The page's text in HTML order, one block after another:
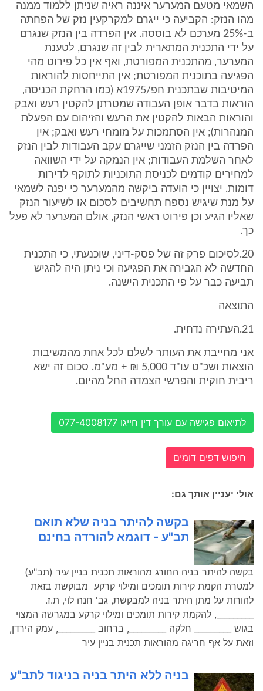
השמאי מטעם המערער איננה ראיה שניתן ללמוד ממנה
מהו הנזק: הקביעה כי ייגרם למקרקעין נזק של הפחתה
ב-25% מערכם לא בוססה. אין הפרדה בין הנזק שנגרם
על ידי התכנית המתארית לבין זה שנגרם, לטענת
המערער, מהתכנית המפורטת, ואף אין כל פירוט מהי
הפגיעה בתוכנית המפורטת; אין התייחסות להוראות
המיטיבות שבתכנית חפ/1975א (כמו הרחקת הכניסה,
הוראות בדבר אופן העבודה שמטרתן להקטין רעש ואבק
והוראות הבאות להקטין את הרעש והזיהום עם הפעלת
המנהרות); אין הסתמכות על מומחי רעש ואבק; אין
הפרדה בין הנזק הזמני שייגרם עקב העבודות לבין הנזק
לאחר השלמת העבודות; אין הנמקה על ידי השוואה
למחירים קודמים לכניסת התוכניות לתוקף לדירות
דומות. יצויין כי הועדה ביקשה מהמערער כי יפנה לשמאי
על מנת שיגיש נספח תחשיבים לסכום או לשיעור הנזק
שאליו הגיע וכן פירוט ראשי הנזק, אולם המערער לא פעל
כך.
20.לסיכום פרק זה של פסק-דיני, שוכנעתי, כי התכנית
החדשה לא הגבירה את הפגיעה וכי ניתן היה להגיש
תביעה כבר על פי התכנית הישנה.
התוצאה
21.העתירה נדחית.
אני מחייבת את העותר לשלם לכל אחת מהמשיבות
הוצאות ושכ"ט עו"ד 5,000 ₪ + מע"מ. סכום זה ישא
ריבית חוקית והפרשי הצמדה החל מהיום.
לתיאום פגישה עם עורך דין חייגו 077-4008177
חיפוש דפים דומים
אולי יעניין אותך גם:
בקשה להיתר בניה שלא תואם
תב"ע - דוגמא להורדה בחינם
בקשה להיתר בניה החורג מהוראות תכנית בניין עיר (תב"ע)
למטרת הקמת קירות תומכים ומילוי קרקע מבוקשת בזאת
להורות על מתן היתר בניה למבקשת, גב' חנה לוי, ת.ז.
_________, להקמת קירות תומכים ומילוי קרקע במגרשה המצוי
בגוש _________ חלקה _________, ברחוב _________, עמק הירדן,
וזאת על אף חריגה מהוראות תכנית בניין עיר
בניה ללא היתר בניה בניגוד לתב"ע